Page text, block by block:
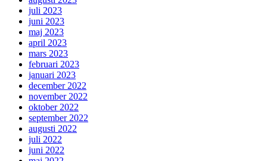
juli 2023
juni 2023
maj 2023
april 2023
mars 2023
februari 2023
januari 2023
december 2022
november 2022
oktober 2022
september 2022
augusti 2022
juli 2022
juni 2022